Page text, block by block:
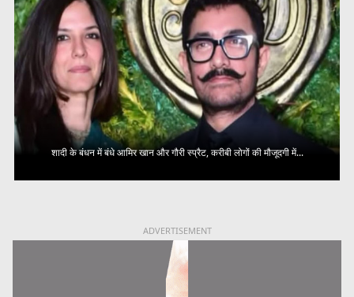
शादी के बंधन में बंधे आमिर खान और गौरी स्प्रैट, करीबी लोगों की मौजूदगी में...
ADVERTISEMENT